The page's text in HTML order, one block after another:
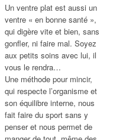
Un ventre plat est aussi un
ventre « en bonne santé »,
qui digère vite et bien, sans
gonfler, ni faire mal. Soyez
aux petits soins avec lui, il
vous le rendra…
Une méthode pour mincir,
qui respecte l’organisme et
son équilibre interne, nous
fait faire du sport sans y
penser et nous permet de